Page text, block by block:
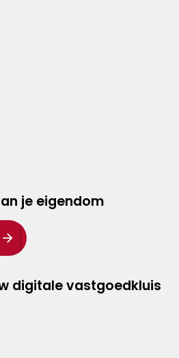
je eigendom
digitale vastgoedkluis